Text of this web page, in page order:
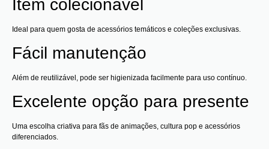
Item colecionável
Ideal para quem gosta de acessórios temáticos e coleções exclusivas.
Fácil manutenção
Além de reutilizável, pode ser higienizada facilmente para uso contínuo.
Excelente opção para presente
Uma escolha criativa para fãs de animações, cultura pop e acessórios
diferenciados.